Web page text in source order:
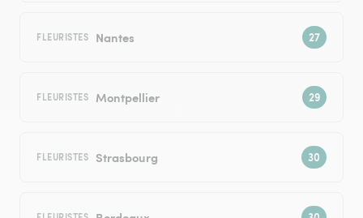
FLEURISTES Nantes
FLEURISTES Montpellier
FLEURISTES Strasbourg